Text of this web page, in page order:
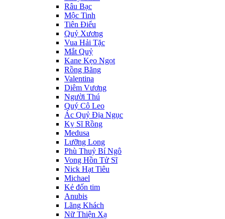
Râu Bạc
Mộc Tinh
Tiên Điểu
Quỷ Xương
Vua Hải Tặc
Mắt Quỷ
Kane Kẹo Ngọt
Rồng Băng
Valentina
Diêm Vương
Người Thú
Quý Cô Leo
Ác Quỷ Địa Ngục
Kỵ Sĩ Rồng
Medusa
Lưỡng Long
Phù Thuỷ Bí Ngô
Vong Hồn Tử Sĩ
Nick Hạt Tiêu
Michael
Kẻ đốn tim
Anubis
Lãng Khách
Nữ Thiện Xạ